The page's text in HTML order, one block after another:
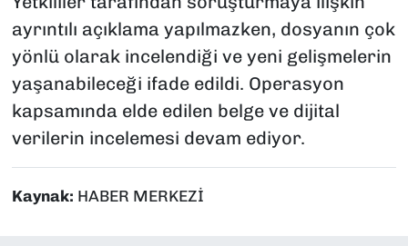
ayrıntılı açıklama yapılmazken, dosyanın çok
yönlü olarak incelendiği ve yeni gelişmelerin
yaşanabileceği ifade edildi. Operasyon
kapsamında elde edilen belge ve dijital
verilerin incelemesi devam ediyor.
Kaynak: HABER MERKEZİ